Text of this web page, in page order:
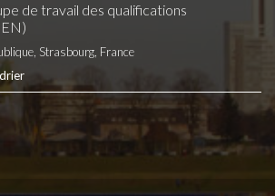
de travail des qualifications
Strasbourg, France